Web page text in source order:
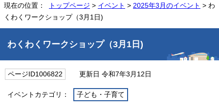
現在の位置： トップページ > イベント > 2025年3月のイベント > わ
くわくワークショップ（3月1日)
わくわくワークショップ（3月1日)
ページID1006822 更新日 令和7年3月12日
イベントカテゴリ： 子ども・子育て